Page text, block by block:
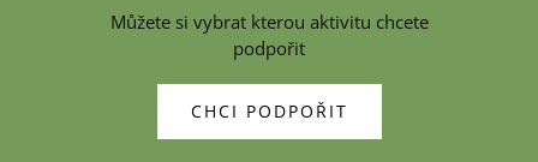
Můžete si vybrat kterou aktivitu chcete
podpořit
CHCI PODPOŘIT